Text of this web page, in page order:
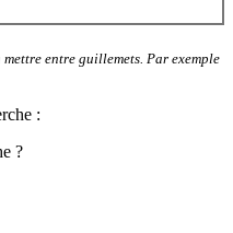
entre guillemets. Par exemple
:
?